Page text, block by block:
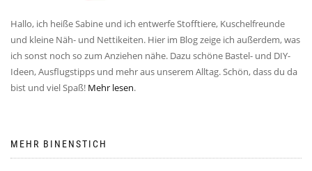
Hallo, ich heiße Sabine und ich entwerfe Stofftiere, Kuschelfreunde
und kleine Näh- und Nettikeiten. Hier im Blog zeige ich außerdem, was
ich sonst noch so zum Anziehen nähe. Dazu schöne Bastel- und DIY-
Ideen, Ausflugstipps und mehr aus unserem Alltag. Schön, dass du da
bist und viel Spaß! Mehr lesen.
MEHR BINENSTICH